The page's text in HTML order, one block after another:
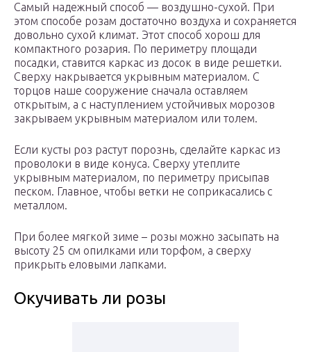
Самый надежный способ — воздушно-сухой. При
этом способе розам достаточно воздуха и сохраняется
довольно сухой климат. Этот способ хорош для
компактного розария. По периметру площади
посадки, ставится каркас из досок в виде решетки.
Сверху накрывается укрывным материалом. С
торцов наше сооружение сначала оставляем
открытым, а с наступлением устойчивых морозов
закрываем укрывным материалом или толем.
Если кусты роз растут порознь, сделайте каркас из
проволоки в виде конуса. Сверху утеплите
укрывным материалом, по периметру присыпав
песком. Главное, чтобы ветки не соприкасались с
металлом.
При более мягкой зиме – розы можно засыпать на
высоту 25 см опилками или торфом, а сверху
прикрыть еловыми лапками.
Окучивать ли розы